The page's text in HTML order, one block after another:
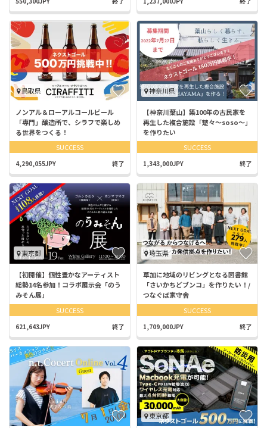
鳥取県
ノンアル＆ローアルコールビール
「専門」醸造所で、シラフで楽しめ
る世界をつくる！
SUCCESS
4,290,055JPY 終了
神奈川県
【神奈川葉山】築100年の古民家を
再生した複合施設「楚々～soso～」
を作りたい
SUCCESS
1,343,000JPY 終了
東京都
【初開催】個性豊かなアーティスト
総勢14名参加！コラボ展示会「のう
みそん展」
SUCCESS
621,643JPY 終了
埼玉県
草加に地域のリビングとなる図書館
「さいかちどブンコ」を作りたい！/
つなぐば家守舎
SUCCESS
1,709,000JPY 終了
東京都